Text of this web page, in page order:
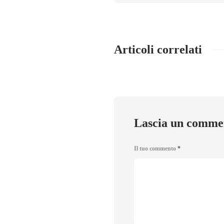
Articoli correlati
Lascia un
Il tuo commento *